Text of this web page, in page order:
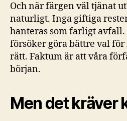
Och när färgen väl tjänat
naturligt. Inga giftiga
hanteras som farligt
försöker göra bättre val
rätt. Faktum är att våra
början.
Men det kräver